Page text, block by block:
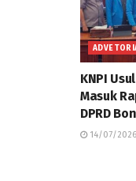
KNPI
Masuk
DPRD
14/07/2026